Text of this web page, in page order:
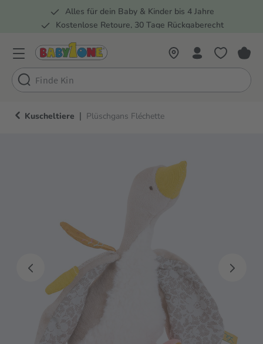
Zur Hauptnavigation springen
Alles für dein Baby & Kinder bis 4 Jahre
Kostenlose Retoure, 30 Tage Rückgaberecht
Kuscheltiere | Plüschgans Fléchette